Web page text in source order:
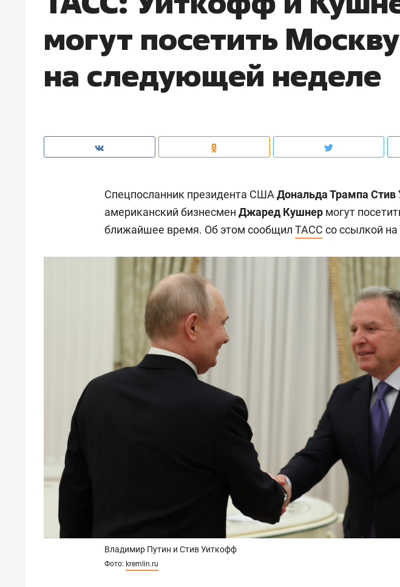
могут посетить Москву
на следующей неделе
Спецпосланник президента СШАДональда Трампа Стив
американский бизнесмен Джаред Кушнер могут
ближайшее время. Об этом сообщил ТАСС со ссылкой на
Владимир Путин и Стив Уиткофф
Фото: kremlin.ru